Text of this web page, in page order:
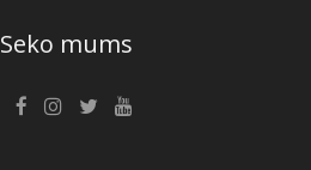
Seko mums